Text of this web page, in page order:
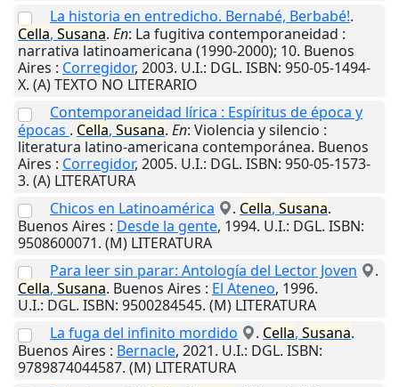
La historia en entredicho. Bernabé, Berbabé!.
Cella, Susana. En: La fugitiva contemporaneidad :
narrativa latinoamericana (1990-2000); 10. Buenos
Aires : Corregidor, 2003. U.I.: DGL. ISBN: 950-05-1494-
X. (A) TEXTO NO LITERARIO
Contemporaneidad lírica : Espíritus de época y
épocas . Cella, Susana. En: Violencia y silencio :
literatura latino-americana contemporánea. Buenos
Aires : Corregidor, 2005. U.I.: DGL. ISBN: 950-05-1573-
3. (A) LITERATURA
Chicos en Latinoamérica
. Cella, Susana.
Buenos Aires : Desde la gente, 1994. U.I.: DGL. ISBN:
9508600071. (M) LITERATURA
Para leer sin parar: Antología del Lector Joven
.
Cella, Susana. Buenos Aires : El Ateneo, 1996.
U.I.: DGL. ISBN: 9500284545. (M) LITERATURA
La fuga del infinito mordido
. Cella, Susana.
Buenos Aires : Bernacle, 2021. U.I.: DGL. ISBN:
9789874044587. (M) LITERATURA